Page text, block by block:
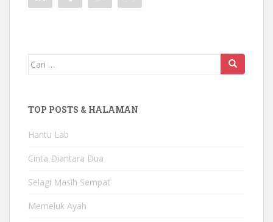
Mencari:
TOP POSTS & HALAMAN
Hantu Lab
Cinta Diantara Dua
Selagi Masih Sempat
Memeluk Ayah